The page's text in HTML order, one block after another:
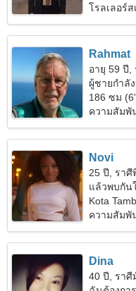
โรลเลอร์
Rahmat
อายุ 59 ปี,
ผู้ชายกำลั
186 ซม
ความสัมพั
Novi
25 ปี, ราศี
แล้วพบกัน
Kota
ความสัมพั
Dina
40 ปี, ราศี